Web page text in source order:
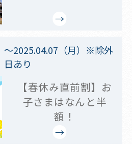
～2025.04.07（月）※除外
日あり
【春休み直前割】お
子さまはなんと半
額！